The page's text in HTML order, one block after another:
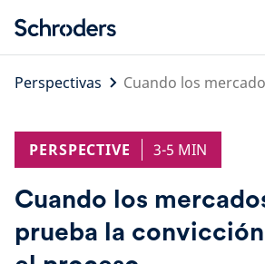
content
Perspectivas
Cuando los
PERSPECTIVE 3-5 MIN
Cuando los
prueba la